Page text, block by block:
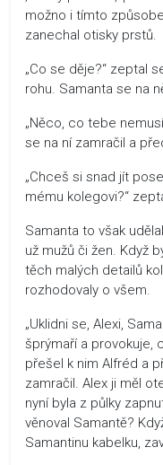
možno i tímto
zanechal otisky prstů.
„Co se děje?“ zeptal
rohu. Samanta se na
„Něco, co tebe
se na ní zamračil a
„Chceš si snad jít
mému kolegovi?“
Samanta to však
už mužů či žen. Když
těch malých detailů
rozhodovaly o všem.
„Uklidni se, Alexi,
šprýmaří a provokuje,
přešel k nim Alfréd a
zamračil. Alex ji měl
nyní byla z půlky
věnoval Samantě?
Samantinu kabelku,